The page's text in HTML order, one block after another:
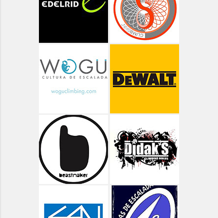
Aragón - Ordesa ruta de las Cascadas
Aragón - Pico Arriel
Aragón - Valle de Bujaruelo
Aragón - Valle de Ordiso
Aragón - Vías Clásicas
Arbolí Bloque
Asturias
Asturias - Circular Lagos de Covadonga
Asturias - Oriente - Carbes
Asturias - Oriente - Cuevas del Mar